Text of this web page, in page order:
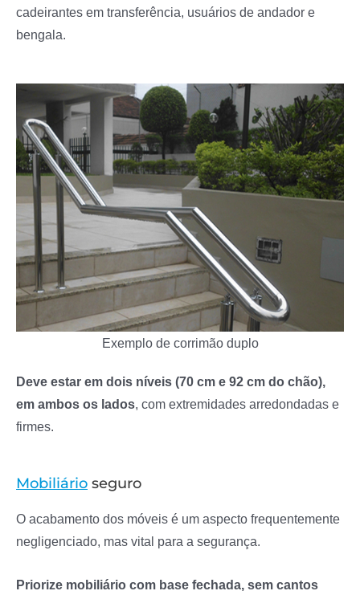
cadeirantes em transferência, usuários de andador e
bengala.
Exemplo de corrimão duplo
Deve estar em dois níveis (70 cm e 92 cm do chão),
em ambos os lados , com extremidades arredondadas e
firmes.
Mobiliário seguro
O acabamento dos móveis é um aspecto frequentemente
negligenciado, mas vital para a segurança.
Priorize mobiliário com base fechada, sem cantos